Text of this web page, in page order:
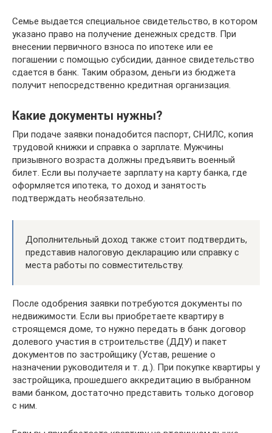
Семье выдается специальное свидетельство, в котором
указано право на получение денежных средств. При
внесении первичного взноса по ипотеке или ее
погашении с помощью субсидии, данное свидетельство
сдается в банк. Таким образом, деньги из бюджета
получит непосредственно кредитная организация.
Какие документы нужны?
При подаче заявки понадобится паспорт, СНИЛС, копия
трудовой книжки и справка о зарплате. Мужчины
призывного возраста должны предъявить военный
билет. Если вы получаете зарплату на карту банка, где
оформляется ипотека, то доход и занятость
подтверждать необязательно.
Дополнительный доход также стоит подтвердить,
представив налоговую декларацию или справку с
места работы по совместительству.
После одобрения заявки потребуются документы по
недвижимости. Если вы приобретаете квартиру в
строящемся доме, то нужно передать в банк договор
долевого участия в строительстве (ДДУ) и пакет
документов по застройщику (Устав, решение о
назначении руководителя и т. д.). При покупке квартиры у
застройщика, прошедшего аккредитацию в выбранном
вами банком, достаточно представить только договор
с ним.